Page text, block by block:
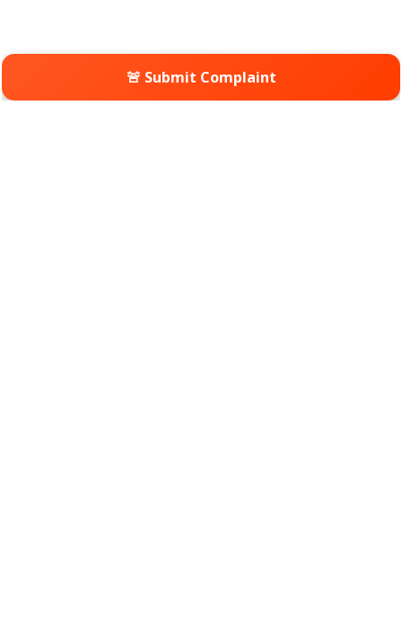
🚨 Submit Complaint